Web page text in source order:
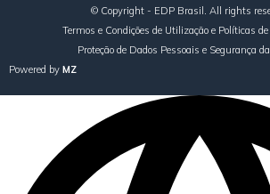
© Copyright - EDP Brasil. All rights
Termos e Condições de Utilização e Políticas
Proteção de Dados Pessoais e Segurança
Powered by MZ